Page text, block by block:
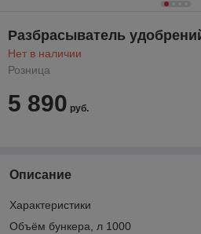
Разбрасыватель
Нет в наличии
Розница
5 890 руб.
Описание
Характеристики
Объём бункера, л 1000